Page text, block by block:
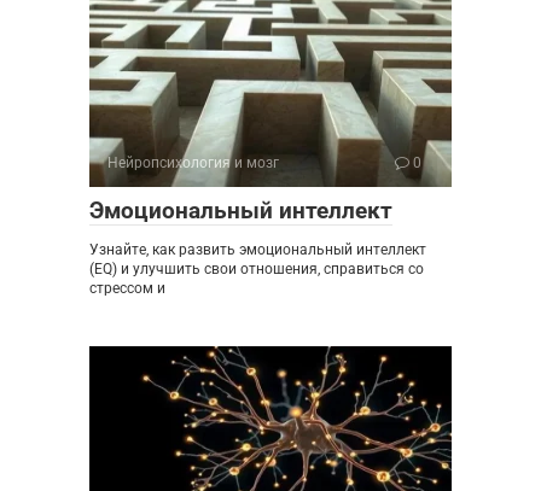
Нейропсихология и мозг 0
Эмоциональный интеллект
Узнайте, как развить эмоциональный интеллект
(EQ) и улучшить свои отношения, справиться со
стрессом и